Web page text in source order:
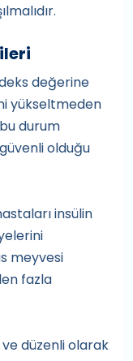
değerine
yükseltmeden
durum
olduğu
insülin
meyvesi
fazla
ve düzenli olarak